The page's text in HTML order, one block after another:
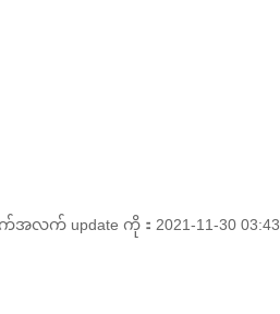
လက် update ကို：2021-11-30 03:43